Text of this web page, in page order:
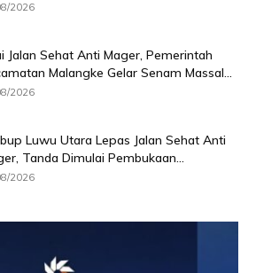
2026
Jalan Sehat Anti Mager, Pemerintah
Malangke Gelar Senam Massal...
2026
Luwu Utara Lepas Jalan Sehat Anti
Tanda Dimulai Pembukaan...
2026